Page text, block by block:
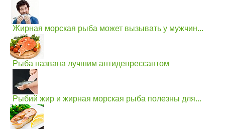
Жирная морская рыба может вызывать у мужчин...
Рыба названа лучшим антидепрессантом
Рыбий жир и жирная морская рыба полезны для...